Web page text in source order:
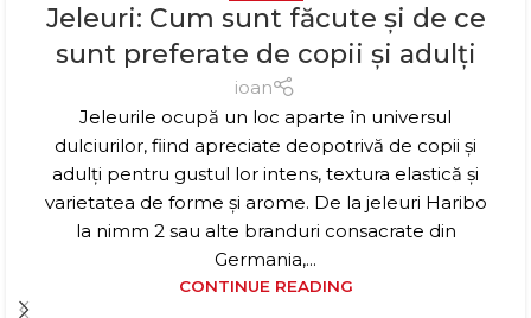
Jeleuri: Cum sunt făcute și de ce
sunt preferate de copii și adulți
ioan
Jeleurile ocupă un loc aparte în universul
dulciurilor, fiind apreciate deopotrivă de copii și
adulți pentru gustul lor intens, textura elastică și
varietatea de forme și arome. De la jeleuri Haribo
la nimm 2 sau alte branduri consacrate din
Germania,...
CONTINUE READING